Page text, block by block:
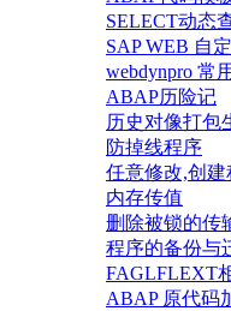
SELECT动态
SAP WEB 自
webdynpro 常
ABAP历险记
历史对像打包
防掉线程序
任意修改,创建
内存传值
删除被锁的传
程序的备份与
FAGLFLEXT
ABAP 原代码